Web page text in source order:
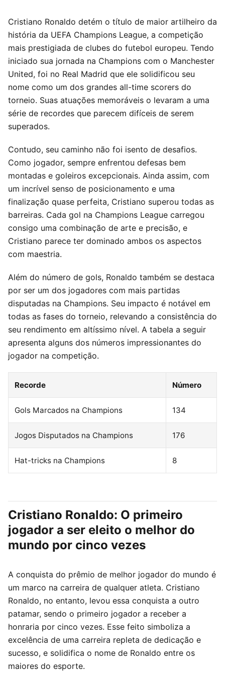
Cristiano Ronaldo detém o título de maior artilheiro da
história da UEFA Champions League, a competição
mais prestigiada de clubes do futebol europeu. Tendo
iniciado sua jornada na Champions com o Manchester
United, foi no Real Madrid que ele solidificou seu
nome como um dos grandes all-time scorers do
torneio. Suas atuações memoráveis o levaram a uma
série de recordes que parecem difíceis de serem
superados.
Contudo, seu caminho não foi isento de desafios.
Como jogador, sempre enfrentou defesas bem
montadas e goleiros excepcionais. Ainda assim, com
um incrível senso de posicionamento e uma
finalização quase perfeita, Cristiano superou todas as
barreiras. Cada gol na Champions League carregou
consigo uma combinação de arte e precisão, e
Cristiano parece ter dominado ambos os aspectos
com maestria.
Além do número de gols, Ronaldo também se destaca
por ser um dos jogadores com mais partidas
disputadas na Champions. Seu impacto é notável em
todas as fases do torneio, relevando a consistência do
seu rendimento em altíssimo nível. A tabela a seguir
apresenta alguns dos números impressionantes do
jogador na competição.
Recorde Número
Gols Marcados na Champions 134
Jogos Disputados na Champions 176
Hat-tricks na Champions 8
Cristiano Ronaldo: O primeiro
jogador a ser eleito o melhor do
mundo por cinco vezes
A conquista do prêmio de melhor jogador do mundo é
um marco na carreira de qualquer atleta. Cristiano
Ronaldo, no entanto, levou essa conquista a outro
patamar, sendo o primeiro jogador a receber a
honraria por cinco vezes. Esse feito simboliza a
excelência de uma carreira repleta de dedicação e
sucesso, e solidifica o nome de Ronaldo entre os
maiores do esporte.